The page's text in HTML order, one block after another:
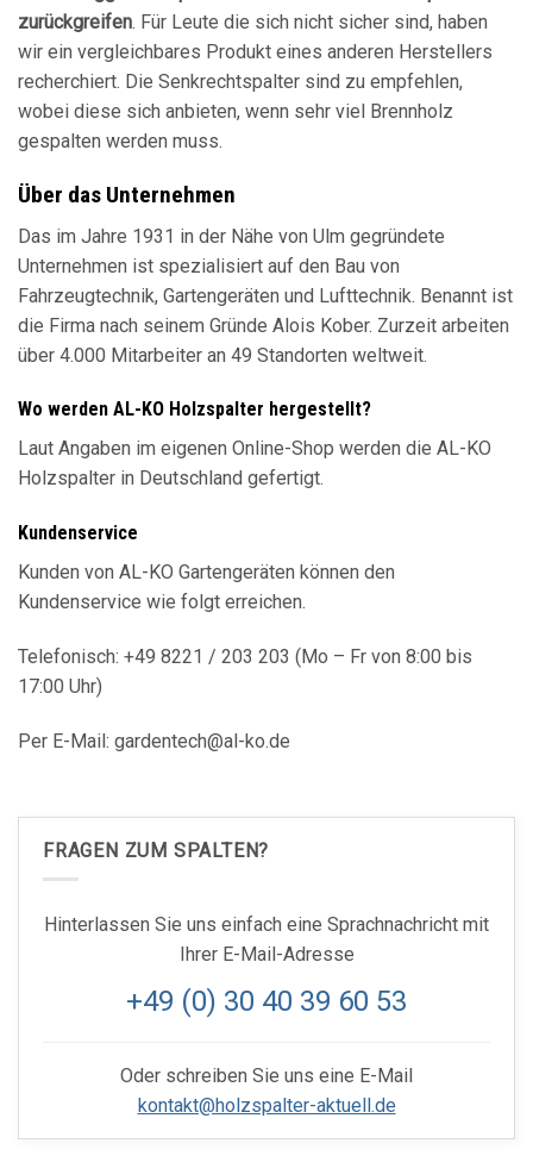
zurückgreifen. Für Leute die sich nicht sicher sind, haben
wir ein vergleichbares Produkt eines anderen Herstellers
recherchiert. Die Senkrechtspalter sind zu empfehlen,
wobei diese sich anbieten, wenn sehr viel Brennholz
gespalten werden muss.
Über das Unternehmen
Das im Jahre 1931 in der Nähe von Ulm gegründete
Unternehmen ist spezialisiert auf den Bau von
Fahrzeugtechnik, Gartengeräten und Lufttechnik. Benannt ist
die Firma nach seinem Gründe Alois Kober. Zurzeit arbeiten
über 4.000 Mitarbeiter an 49 Standorten weltweit.
Wo werden AL-KO Holzspalter hergestellt?
Laut Angaben im eigenen Online-Shop werden die AL-KO
Holzspalter in Deutschland gefertigt.
Kundenservice
Kunden von AL-KO Gartengeräten können den
Kundenservice wie folgt erreichen.
Telefonisch: +49 8221 / 203 203 (Mo – Fr von 8:00 bis
17:00 Uhr)
Per E-Mail: gardentech@al-ko.de
FRAGEN ZUM SPALTEN?
Hinterlassen Sie uns einfach eine Sprachnachricht mit
Ihrer E-Mail-Adresse
+49 (0) 30 40 39 60 53
Oder schreiben Sie uns eine E-Mail
kontakt@holzspalter-aktuell.de